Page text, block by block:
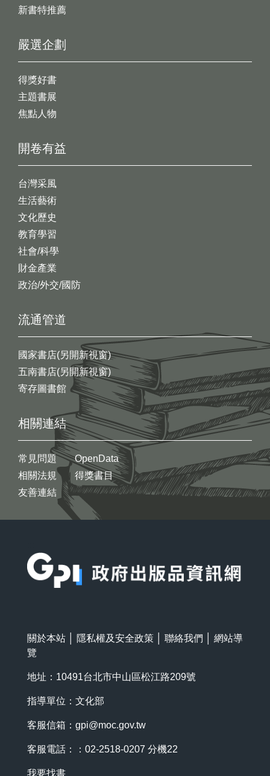
新書特推薦
開卷有益
台灣采風
生活藝術
文化歷史
教育學習
社會/科學
財金產業
政治/外交/國防
嚴選企劃
得獎好書
主題書展
焦點人物
流通管道
國家書店(另開新視窗)
五南書店(另開新視窗)
寄存圖書館
相關連結
常見問題
相關法規
友善連結
OpenData
得獎書目
關於本站 隱私權及安全政策 聯絡我們
網站導
覽
地址：10491台北市中山區松江路209號
指導單位：文化部
客服信箱： gpi@moc.gov.tw
客服電話：：02-2518-0207 分機22
我要找書